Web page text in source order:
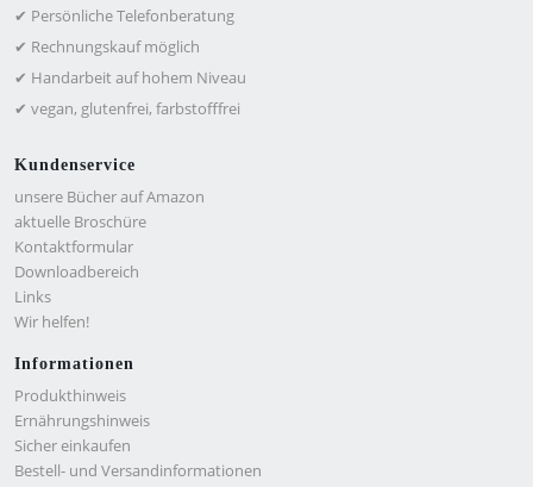
✔ Persönliche Telefonberatung
✔ Rechnungskauf möglich
✔ Handarbeit auf hohem Niveau
✔ vegan, glutenfrei, farbstofffrei
Kundenservice
unsere Bücher auf Amazon
aktuelle Broschüre
Kontaktformular
Downloadbereich
Links
Wir helfen!
Informationen
Produkthinweis
Ernährungshinweis
Sicher einkaufen
Bestell- und Versandinformationen